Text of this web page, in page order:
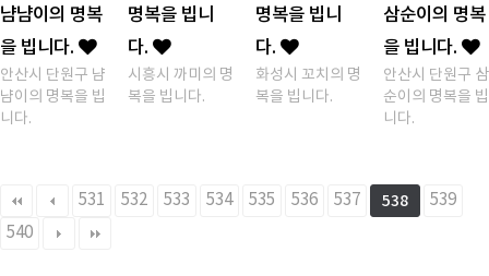
냠냠이의 명복
을 빕니다.
안산시 단원구 냠
냠이의 명복을 빕
니다.
명복을 빕니
다.
시흥시 까미의 명
복을 빕니다.
명복을 빕니
다.
화성시 꼬치의 명
복을 빕니다.
삼순이의 명복
을 빕니다.
안산시 단원구 삼
순이의 명복을 빕
니다.
531 532 533 534 535 536 537 538
539
540